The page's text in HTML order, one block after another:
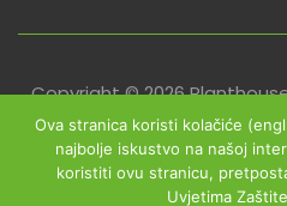
Copyright © 2026
Uvjeti poslovanja
Izjava o
Ova stranica koristi kolačiće
najbolje iskustvo na našoj
koristiti ovu stranicu,
Uvjetima